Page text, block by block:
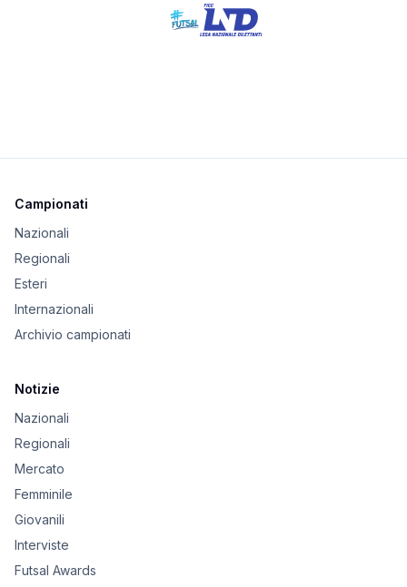
Campionati
Nazionali
Regionali
Esteri
Internazionali
Archivio campionati
Notizie
Nazionali
Regionali
Mercato
Femminile
Giovanili
Interviste
Futsal Awards